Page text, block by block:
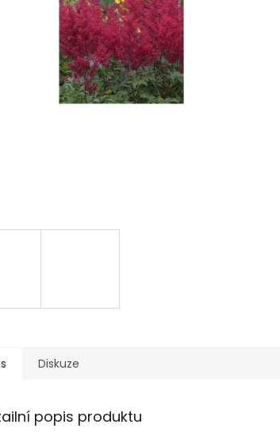
Diskuze
popis produktu